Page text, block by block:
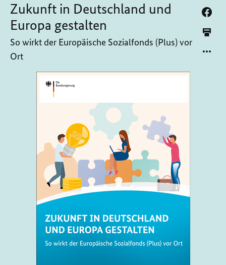
Zukunft in Deutschland und
Europa gestalten
So wirkt der Europäische Sozialfonds (Plus) vor
Ort